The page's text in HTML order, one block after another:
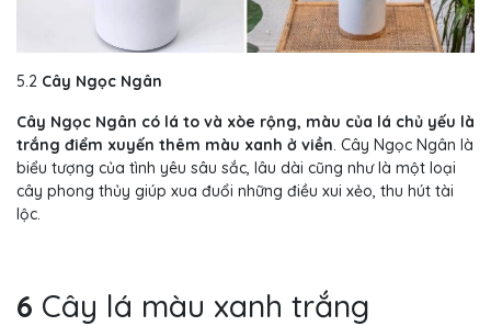
5.2 Cây Ngọc Ngân
Cây Ngọc Ngân có lá to và xòe rộng, màu của lá chủ yếu là
trắng điểm xuyến thêm màu xanh ở viền. Cây Ngọc Ngân là
biểu tượng của tình yêu sâu sắc, lâu dài cũng như là một loại
cây phong thủy giúp xua đuổi những điều xui xẻo, thu hút tài
lộc.
6 Cây lá màu xanh trắng